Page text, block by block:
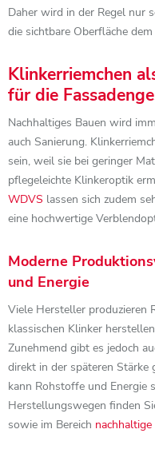
Daher wird in der Regel nur
die sichtbare Oberfläche
Klinkerriemchen
für die
Nachhaltiges Bauen wird
auch Sanierung.
sein, weil sie bei geringer
pflegeleichte Klinkeroptik
WDVS lassen sich zudem
eine hochwertige
Moderne
und Energie
Viele Hersteller produzieren
klassischen Klinker
Zunehmend gibt es jedoch
direkt in der späteren
kann Rohstoffe und Energie
Herstellungswegen finden
sowie im Bereich